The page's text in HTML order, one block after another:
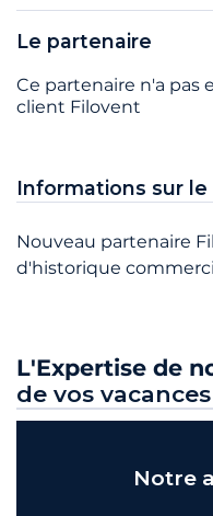
Le partenaire
Ce partenaire n'a pas
client Filovent
Informations sur
Nouveau partenaire
d'historique
L'Expertise de
de vos vacances
Notre